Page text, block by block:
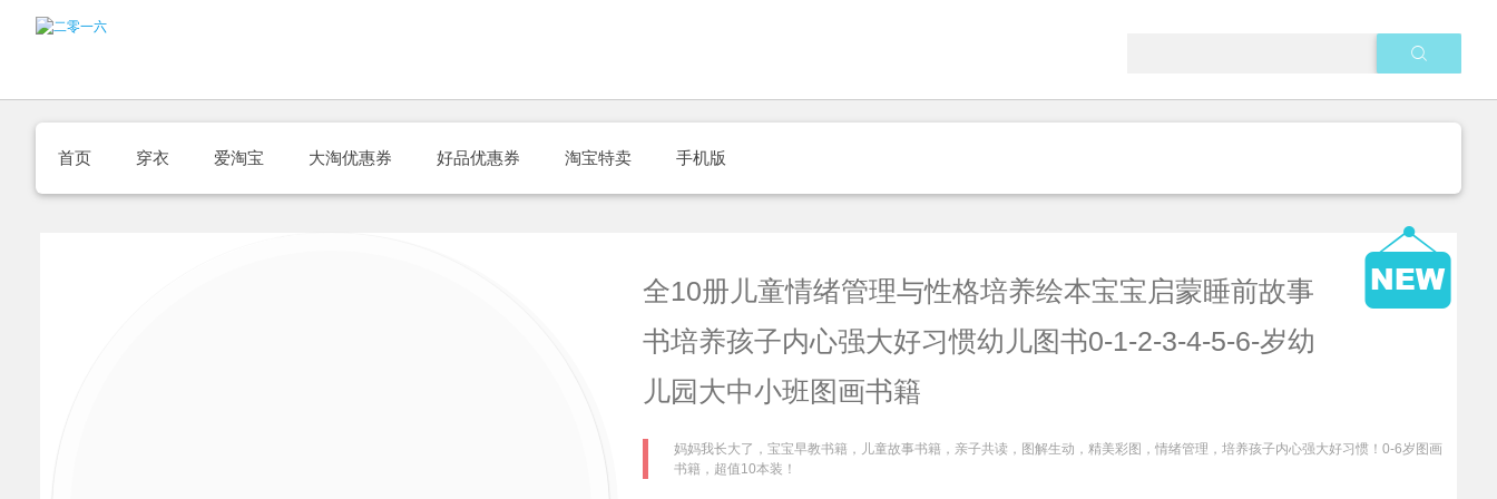
首页 穿衣 爱淘宝 大淘优惠券 好品优惠券 淘宝特卖 手机版
全10册儿童情绪管理与性格培养绘本宝宝启蒙睡前故事
书培养孩子内心强大好习惯幼儿图书0-1-2-3-4-5-6-岁幼
儿园大中小班图画书籍
妈妈我长大了，宝宝早教书籍，儿童故事书籍，亲子共读，图解生动，精美彩图，情绪管理，培养孩子内心强大好习惯！0-6岁图画
书籍，超值10本装！